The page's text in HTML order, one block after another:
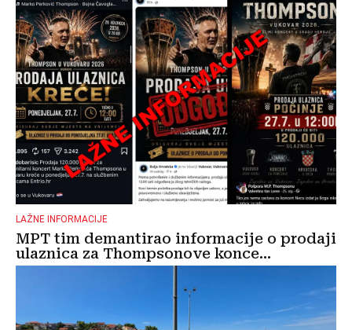
LAŽNE INFORMACIJE
MPT tim demantirao informacije o prodaji
ulaznica za Thompsonove konce...